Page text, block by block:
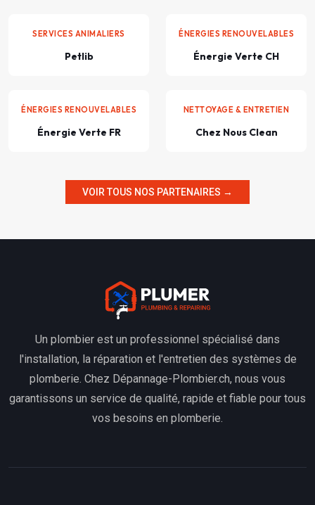
SERVICES ANIMALIERS
Petlib
ÉNERGIES RENOUVELABLES
Énergie Verte CH
ÉNERGIES RENOUVELABLES
Énergie Verte FR
NETTOYAGE & ENTRETIEN
Chez Nous Clean
VOIR TOUS NOS PARTENAIRES →
Un plombier est un professionnel spécialisé dans
l'installation, la réparation et l'entretien des systèmes de
plomberie. Chez Dépannage-Plombier.ch, nous vous
garantissons un service de qualité, rapide et fiable pour tous
vos besoins en plomberie.